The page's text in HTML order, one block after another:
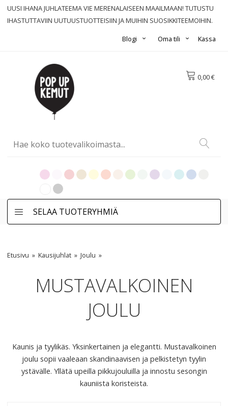
UUSI IHANA JUHLATEEMA VIE MERENALAISEEN MAAILMAAN! TUTUSTU
IHASTUTTAVIIN UUTUUSTUOTTEISIIN JA MUIHIN SUOSIKKITEEMOIHIN.
Kassa
Oma tili
Blogi
0,00 €
SELAA TUOTERYHMIÄ
Etusivu Kausijuhlat Joulu
MUSTAVALKOINEN
JOULU
Kaunis ja tyylikäs. Yksinkertainen ja elegantti. Mustavalkoinen
joulu sopii vaaleaan skandinaavisen ja pelkistetyn tyylin
ystävälle. Yllätä upeilla pikkujouluilla ja innostu sesongin
kauniista koristeista.